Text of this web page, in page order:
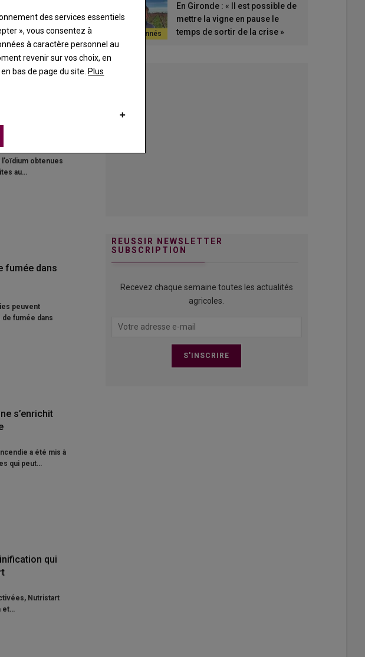
a voulu
son Kit Plato…
inscrites au
obtenues
au…
fumée dans
peuvent
fumée dans
s’enrichit
a été mis à
qui peut…
qui
Nutristart
et…
En Gironde : « Il est possible de
mettre la vigne en pause le
temps de sortir de la crise »
REUSSIR NEWSLETTER
SUBSCRIPTION
Recevez chaque semaine toutes les actualités
agricoles.
des services essentiels
», vous consentez à
à caractère personnel au
revenir sur vos choix, en
bas de page du site. Plus